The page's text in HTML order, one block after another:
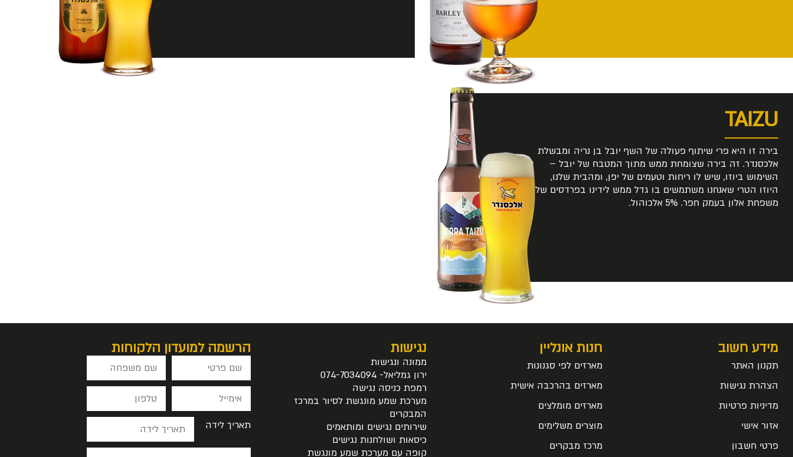
TAIZU
בירה זו היא פרי שיתוף פעולה של השף יובל בן נריה ומבשלת
אלכסנדר. זה בירה שצומחת ממש מתוך המטבח של יובל –
השימוש ביוזו, שיש לו ריחות וטעמים של יפן, ומהבית שלנו,
היוזו הטרי שאנחנו משתמשים בו גדל ממש לידינו בפרדסים של
משפחת אלון בעמק חפר. 5% אלכוהול.
מידע חשוב
תקנון האתר
הצהרת נגישות
מדיניות פרטיות
אזור אישי
פרטי חשבון
חנות אונליין
מארזים לפי סגנונות
מארזים בהרכבה אישית
מארזים מומלצים
מוצרים משלימים
מרכז מבקרים
נגישות
ממונה ונגישות
ירון גמליאל- 074-7034094
רמפת כניסה נגישה
מערכת שמע מונגשת לסיור במרכז
המבקרים
שירותים נגישים ומותאמים
כיסאות ושולחנות נגישים
קופה עם מערכת שמע מונגשת
הרשמה למועדון הלקוחות
תאריך לידה